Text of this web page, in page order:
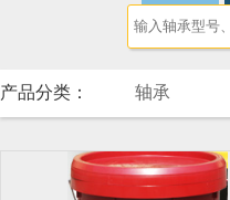
产品分类： 轴承